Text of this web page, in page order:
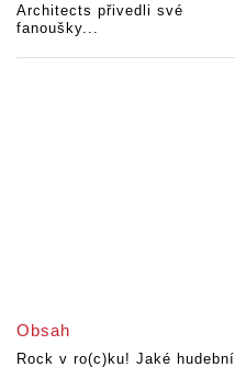
Architects přivedli své
fanoušky...
Obsah
Rock v ro(c)ku! Jaké hudební